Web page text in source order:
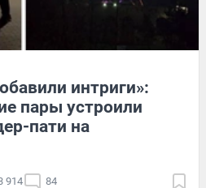
интриги»:
пары устроили
пати на
914 84